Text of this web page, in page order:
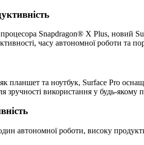
Snapdragon® X Plus, новий
часу автономної роботи та
планшет та ноутбук, Surface Pro
зручності використання у будь-якому
автономної роботи, високу